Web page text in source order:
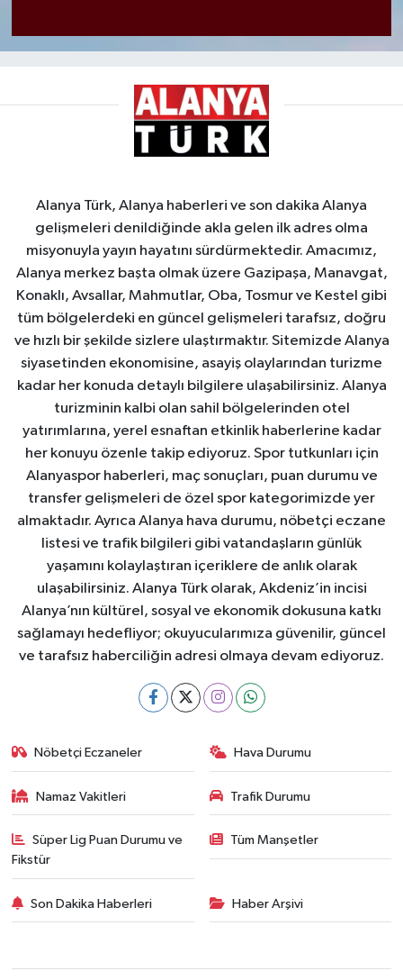
Alanya Türk, Alanya haberleri ve son dakika Alanya
gelişmeleri denildiğinde akla gelen ilk adres olma
misyonuyla yayın hayatını sürdürmektedir. Amacımız,
Alanya merkez başta olmak üzere Gazipaşa, Manavgat,
Konaklı, Avsallar, Mahmutlar, Oba, Tosmur ve Kestel gibi
tüm bölgelerdeki en güncel gelişmeleri tarafsız, doğru
ve hızlı bir şekilde sizlere ulaştırmaktır. Sitemizde Alanya
siyasetinden ekonomisine, asayiş olaylarından turizme
kadar her konuda detaylı bilgilere ulaşabilirsiniz. Alanya
turizminin kalbi olan sahil bölgelerinden otel
yatırımlarına, yerel esnaftan etkinlik haberlerine kadar
her konuyu özenle takip ediyoruz. Spor tutkunları için
Alanyaspor haberleri, maç sonuçları, puan durumu ve
transfer gelişmeleri de özel spor kategorimizde yer
almaktadır. Ayrıca Alanya hava durumu, nöbetçi eczane
listesi ve trafik bilgileri gibi vatandaşların günlük
yaşamını kolaylaştıran içeriklere de anlık olarak
ulaşabilirsiniz. Alanya Türk olarak, Akdeniz’in incisi
Alanya’nın kültürel, sosyal ve ekonomik dokusuna katkı
sağlamayı hedefliyor; okuyucularımıza güvenilir, güncel
ve tarafsız haberciliğin adresi olmaya devam ediyoruz.
Nöbetçi Eczaneler Hava Durumu
Namaz Vakitleri Trafik Durumu
Süper Lig Puan Durumu ve
Fikstür
Tüm Manşetler
Son Dakika Haberleri Haber Arşivi